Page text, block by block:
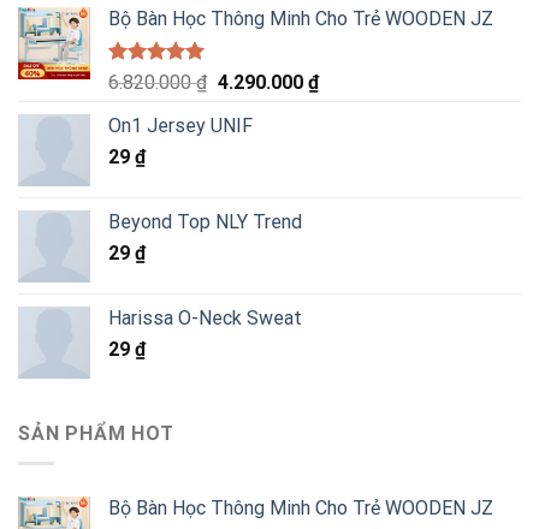
Bộ Bàn Học Thông Minh Cho Trẻ WOODEN JZ
Được xếp
5 sao
6.820.000₫ Giá
là:
4.290.000 ₫Giá
On1 Jersey UNIF
29 ₫
Beyond Top NLY Trend
29 ₫
Harissa O-Neck Sweat
29 ₫
SẢN PHẨM HOT
Bộ Bàn Học Thông Minh Cho Trẻ WOODEN JZ